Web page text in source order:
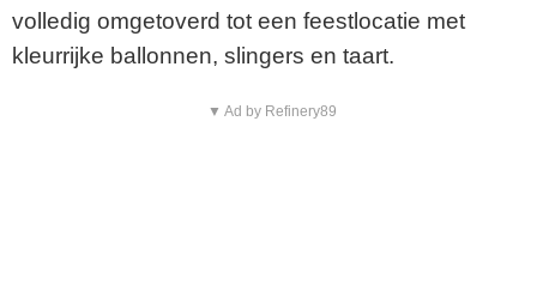
volledig omgetoverd tot een feestlocatie met
kleurrijke ballonnen, slingers en taart.
▼ Ad by Refinery89